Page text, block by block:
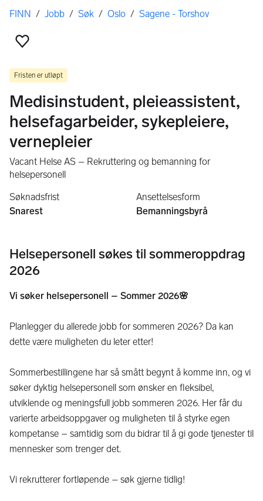
Her er du
FINN / Jobb / Søk / Oslo / Sagene - Torshov
Fristen er utløpt
Medisinstudent, pleieassistent,
helsefagarbeider, sykepleiere,
vernepleier
Vacant Helse AS – Rekruttering og bemanning for
helsepersonell
Søknadsfrist
Snarest
Ansettelsesform
Bemanningsbyrå
Helsepersonell søkes til sommeroppdrag
2026
Vi søker helsepersonell – Sommer 2026🌸
Planlegger du allerede jobb for sommeren 2026? Da kan
dette være muligheten du leter etter!
Sommerbestillingene har så smått begynt å komme inn, og vi
søker dyktig helsepersonell som ønsker en fleksibel,
utviklende og meningsfull jobb sommeren 2026. Her får du
varierte arbeidsoppgaver og muligheten til å styrke egen
kompetanse – samtidig som du bidrar til å gi gode tjenester til
mennesker som trenger det.
Vi rekrutterer fortløpende – søk gjerne tidlig!